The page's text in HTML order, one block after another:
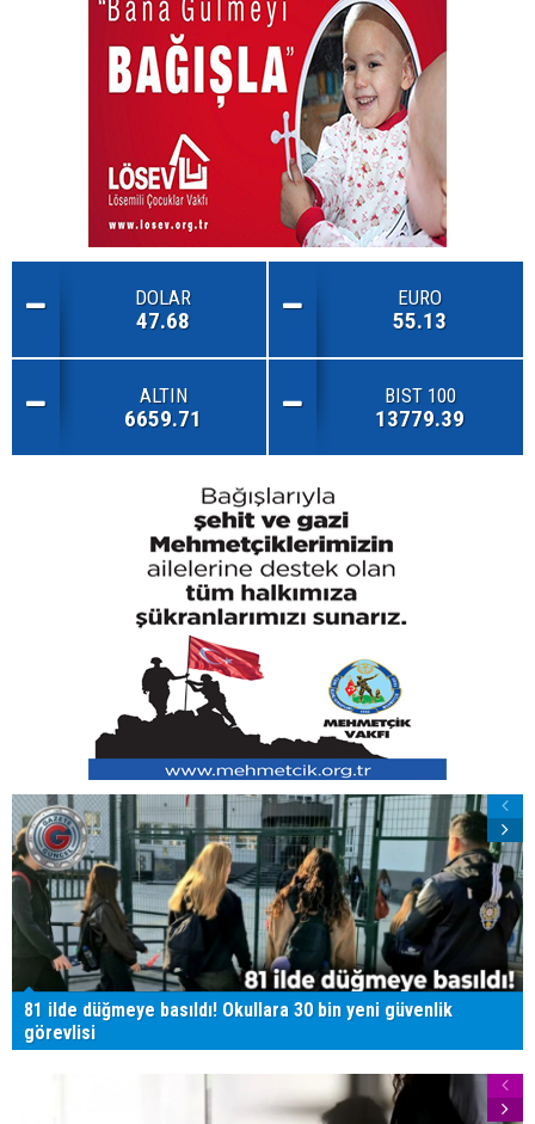
DOLAR
47.68
EURO
55.13
ALTIN
6659.71
BIST 100
13779.39
81 ilde düğmeye basıldı! Okullara 30 bin yeni güvenlik
görevlisi